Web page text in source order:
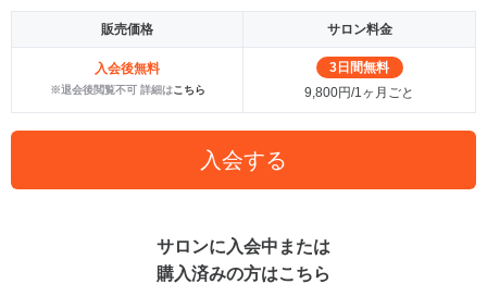
販売価格 サロン料金
入会後無料
※退会後閲覧不可 詳細はこちら
3日間無料
9,800円/1ヶ月ごと
入会する
サロンに入会中または
購入済みの方はこちら